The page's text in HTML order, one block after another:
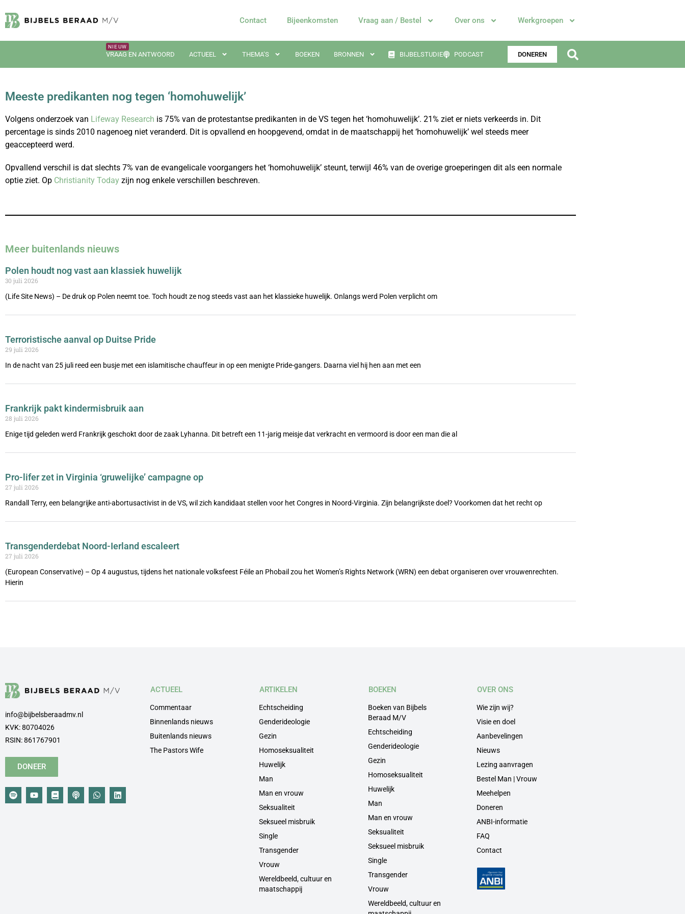
Contact Bijeenkomsten Vraag aan / Bestel Over ons Werkgroepen
VRAAG EN ANTWOORD ACTUEEL THEMA’S BOEKEN BRONNEN BIJBELSTUDIE PODCAST DONEREN
Meeste predikanten nog tegen ‘homohuwelijk’
Volgens onderzoek van Lifeway Research is 75% van de protestantse predikanten in de VS tegen het ‘homohuwelijk’. 21% ziet er niets verkeerds in. Dit
percentage is sinds 2010 nagenoeg niet veranderd. Dit is opvallend en hoopgevend, omdat in de maatschappij het ‘homohuwelijk’ wel steeds meer
geaccepteerd werd.
Opvallend verschil is dat slechts 7% van de evangelicale voorgangers het ‘homohuwelijk’ steunt, terwijl 46% van de overige groeperingen dit als een normale
optie ziet. Op Christianity Today zijn nog enkele verschillen beschreven.
Meer buitenlands nieuws
Polen houdt nog vast aan klassiek huwelijk
30 juli 2026
(Life Site News) – De druk op Polen neemt toe. Toch houdt ze nog steeds vast aan het klassieke huwelijk. Onlangs werd Polen verplicht om
Terroristische aanval op Duitse Pride
29 juli 2026
In de nacht van 25 juli reed een busje met een islamitische chauffeur in op een menigte Pride-gangers. Daarna viel hij hen aan met een
Frankrijk pakt kindermisbruik aan
28 juli 2026
Enige tijd geleden werd Frankrijk geschokt door de zaak Lyhanna. Dit betreft een 11-jarig meisje dat verkracht en vermoord is door een man die al
Pro-lifer zet in Virginia ‘gruwelijke’ campagne op
27 juli 2026
Randall Terry, een belangrijke anti-abortusactivist in de VS, wil zich kandidaat stellen voor het Congres in Noord-Virginia. Zijn belangrijkste doel? Voorkomen dat het recht op
Transgenderdebat Noord-Ierland escaleert
27 juli 2026
(European Conservative) – Op 4 augustus, tijdens het nationale volksfeest Féile an Phobail zou het Women’s Rights Network (WRN) een debat organiseren over vrouwenrechten.
Hierin
info@bijbelsberaadmv.nl
KVK: 80704026
RSIN: 861767901
DONEER
ACTUEEL
Commentaar
Binnenlands nieuws
Buitenlands nieuws
The Pastors Wife
ARTIKELEN
Echtscheiding
Genderideologie
Gezin
Homoseksualiteit
Huwelijk
Man
Man en vrouw
Seksualiteit
Seksueel misbruik
Single
Transgender
Vrouw
Wereldbeeld, cultuur en
maatschappij
BOEKEN
Boeken van Bijbels
Beraad M/V
Echtscheiding
Genderideologie
Gezin
Homoseksualiteit
Huwelijk
Man
Man en vrouw
Seksualiteit
Seksueel misbruik
Single
Transgender
Vrouw
Wereldbeeld, cultuur en
OVER ONS
Wie zijn wij?
Visie en doel
Aanbevelingen
Nieuws
Lezing aanvragen
Bestel Man | Vrouw
Meehelpen
Doneren
ANBI-informatie
FAQ
Contact